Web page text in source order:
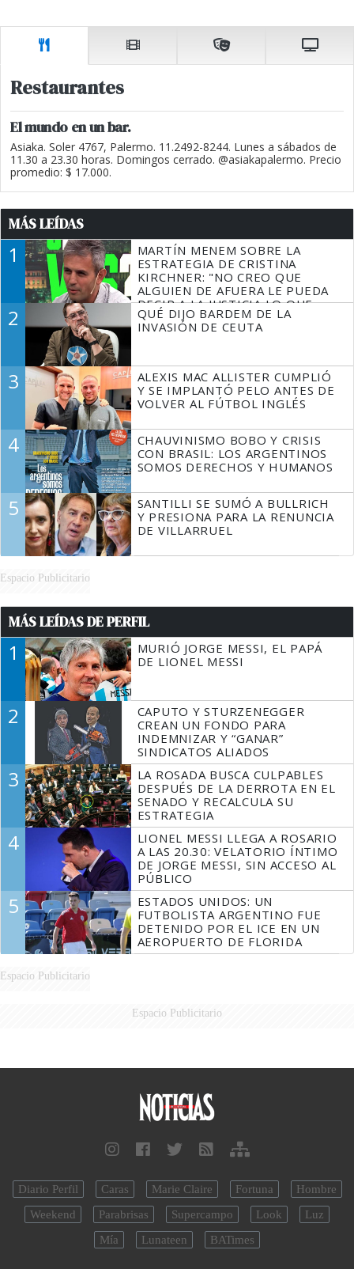
Restaurantes
El mundo en un bar.
Asiaka. Soler 4767, Palermo. 11.2492-8244. Lunes a sábados de
11.30 a 23.30 horas. Domingos cerrado. @asiakapalermo. Precio
promedio: $ 17.000.
MÁS LEÍDAS
1
MARTÍN MENEM SOBRE LA
ESTRATEGIA DE CRISTINA
KIRCHNER: "NO CREO QUE
ALGUIEN DE AFUERA LE PUEDA
DECIR A LA JUSTICIA LO QUE
TIENE QUE HACER"
2
QUÉ DIJO BARDEM DE LA
INVASIÓN DE CEUTA
3
ALEXIS MAC ALLISTER CUMPLIÓ
Y SE IMPLANTÓ PELO ANTES DE
VOLVER AL FÚTBOL INGLÉS
4
CHAUVINISMO BOBO Y CRISIS
CON BRASIL: LOS ARGENTINOS
SOMOS DERECHOS Y HUMANOS
5
SANTILLI SE SUMÓ A BULLRICH
Y PRESIONA PARA LA RENUNCIA
DE VILLARRUEL
Espacio Publicitario
MÁS LEÍDAS DE PERFIL
1
MURIÓ JORGE MESSI, EL PAPÁ
DE LIONEL MESSI
2
CAPUTO Y STURZENEGGER
CREAN UN FONDO PARA
INDEMNIZAR Y “GANAR”
SINDICATOS ALIADOS
3
LA ROSADA BUSCA CULPABLES
DESPUÉS DE LA DERROTA EN EL
SENADO Y RECALCULA SU
ESTRATEGIA
4
LIONEL MESSI LLEGA A ROSARIO
A LAS 20.30: VELATORIO ÍNTIMO
DE JORGE MESSI, SIN ACCESO AL
PÚBLICO
5
ESTADOS UNIDOS: UN
FUTBOLISTA ARGENTINO FUE
DETENIDO POR EL ICE EN UN
AEROPUERTO DE FLORIDA
Espacio Publicitario
Espacio Publicitario
Diario Perfil Caras Marie Claire Fortuna
Hombre
Weekend
Parabrisas Supercampo Look
Luz
Mía
Lunateen BATimes